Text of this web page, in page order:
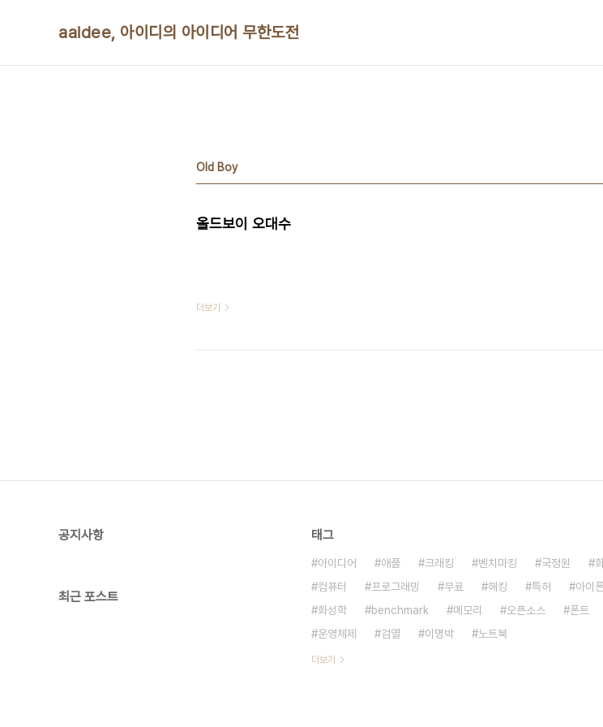
aaidee, 아이디의 아이디어 무한도전
Old Boy
올드보이 오대수
더보기
공지사항
최근 포스트
태그
아이디어 애플 크래킹 벤치마킹 국정원
컴퓨터
프로그래밍 무료 해킹 특허 아이
화성학
benchmark 메모리 오픈소스 폰트
운영체제
검열 이명박 노트북
더보기